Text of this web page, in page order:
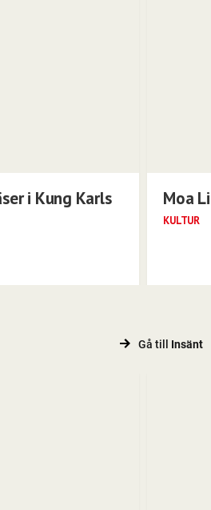
i Kung Karls
Moa
KULTUR
Gå till Insänt